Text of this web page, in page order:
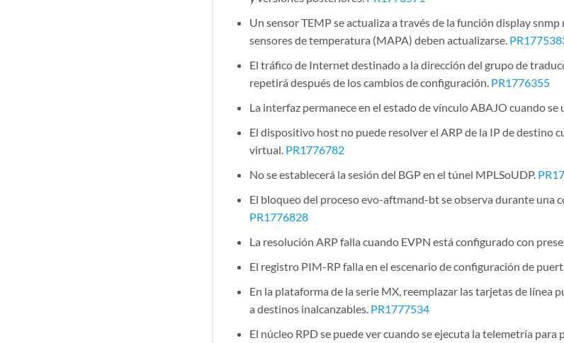
Un sensor TEMP se actualiza a través de la función display
sensores de temperatura (MAPA) deben actualizarse.
El tráfico de Internet destinado a la dirección del grupo de
repetirá después de los cambios de configuración. PR1776355
La interfaz permanece en el estado de vínculo ABAJO cuando
El dispositivo host no puede resolver el ARP de la IP de destino
virtual. PR1776782
No se establecerá la sesión del BGP en el túnel MPLSoUDP.
El bloqueo del proceso evo-aftmand-bt se observa durante una
PR1776828
La resolución ARP falla cuando EVPN está configurado con
El registro PIM-RP falla en el escenario de configuración de
En la plataforma de la serie MX, reemplazar las tarjetas de línea
a destinos inalcanzables. PR1777534
El núcleo RPD se puede ver cuando se ejecuta la telemetría